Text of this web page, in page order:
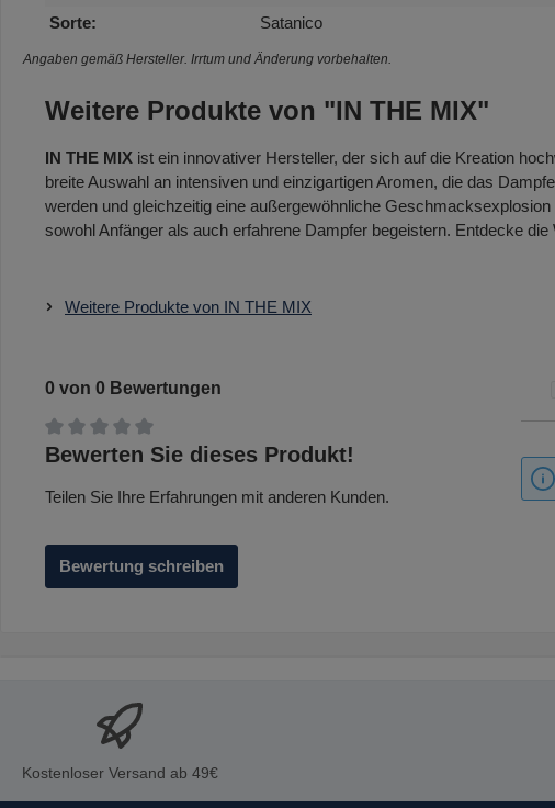
Sorte:
Satanico
Angaben gemäß Hersteller. Irrtum und Änderung vorbehalten.
Weitere Produkte von "IN THE MIX"
IN THE MIX ist ein innovativer Hersteller, der sich auf die Kreation
breite Auswahl an intensiven und einzigartigen Aromen, die das
werden und gleichzeitig eine außergewöhnliche Geschmacksexplosion
sowohl Anfänger als auch erfahrene Dampfer begeistern. Entdecke die
Weitere Produkte von IN THE MIX
0 von 0 Bewertungen
Durchschnittliche Bewertung von 0 von 5 Sternen
Bewerten Sie dieses Produkt!
Teilen Sie Ihre Erfahrungen mit anderen Kunden.
Bewertung schreiben
Kostenloser Versand ab 49€